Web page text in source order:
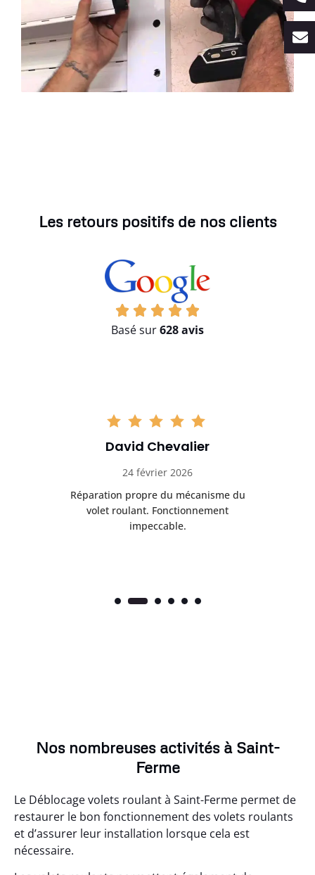
Les retours positifs de nos clients
Basé sur628 avis
David Chevalier
24 février 2026
Réparation propre du mécanisme du
volet roulant. Fonctionnement
impeccable.
Nos nombreuses activités à Saint-
Ferme
Le Déblocage volets roulant à Saint-Ferme permet de
restaurer le bon fonctionnement des volets roulants
et d’assurer leur installation lorsque cela est
nécessaire.